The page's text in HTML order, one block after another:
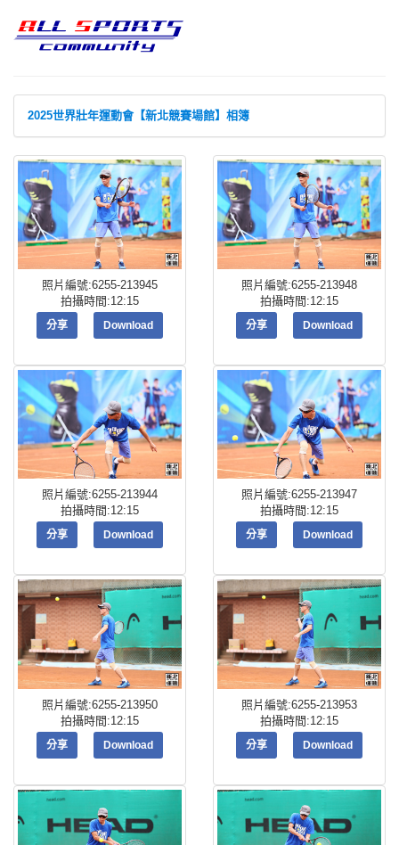
2025世界壯年運動會【新北競賽場館】相簿
照片編號:6255-213945
拍攝時間:12:15
分享 Download
照片編號:6255-213948
拍攝時間:12:15
分享 Download
照片編號:6255-213944
拍攝時間:12:15
分享 Download
照片編號:6255-213947
拍攝時間:12:15
分享 Download
照片編號:6255-213950
拍攝時間:12:15
分享 Download
照片編號:6255-213953
拍攝時間:12:15
分享 Download